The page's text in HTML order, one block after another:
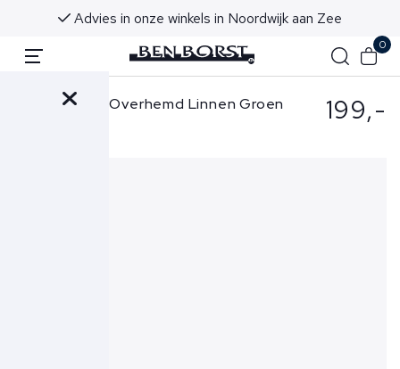
€50 (NL & BE) Voor 16:00 uur
0
Ralph Lauren Overhemd Linnen Groen 199,-